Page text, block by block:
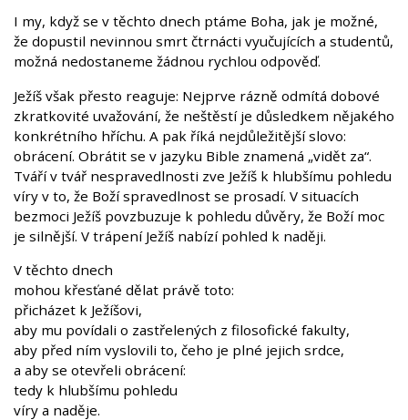
I my, když se v těchto dnech ptáme Boha, jak je možné,
že dopustil nevinnou smrt čtrnácti vyučujících a studentů,
možná nedostaneme žádnou rychlou odpověď.
Ježíš však přesto reaguje: Nejprve rázně odmítá dobové
zkratkovité uvažování, že neštěstí je důsledkem nějakého
konkrétního hříchu. A pak říká nejdůležitější slovo:
obrácení. Obrátit se v jazyku Bible znamená „vidět za“.
Tváří v tvář nespravedlnosti zve Ježíš k hlubšímu pohledu
víry v to, že Boží spravedlnost se prosadí. V situacích
bezmoci Ježíš povzbuzuje k pohledu důvěry, že Boží moc
je silnější. V trápení Ježíš nabízí pohled k naději.
V těchto dnech
mohou křesťané dělat právě toto:
přicházet k Ježíšovi,
aby mu povídali o zastřelených z filosofické fakulty,
aby před ním vyslovili to, čeho je plné jejich srdce,
a aby se otevřeli obrácení:
tedy k hlubšímu pohledu
víry a naděje.